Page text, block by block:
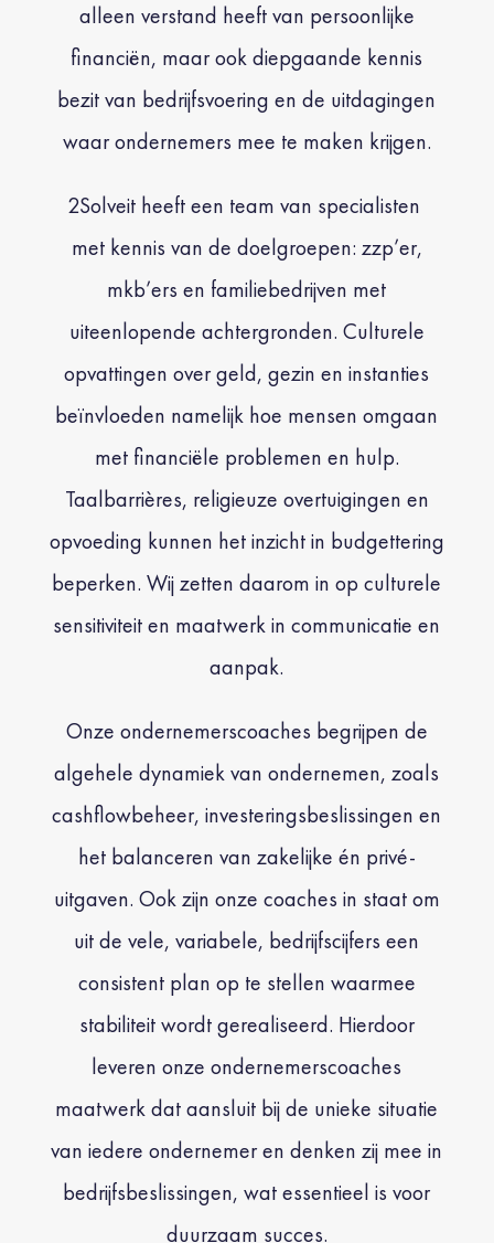
alleen verstand heeft van persoonlijke
financiën, maar ook diepgaande kennis
bezit van bedrijfsvoering en de uitdagingen
waar ondernemers mee te maken krijgen.
2Solveit heeft een team van specialisten
met kennis van de doelgroepen: zzp’er,
mkb’ers en familiebedrijven met
uiteenlopende achtergronden. Culturele
opvattingen over geld, gezin en instanties
beïnvloeden namelijk hoe mensen omgaan
met financiële problemen en hulp.
Taalbarrières, religieuze overtuigingen en
opvoeding kunnen het inzicht in budgettering
beperken. Wij zetten daarom in op culturele
sensitiviteit en maatwerk in communicatie en
aanpak.
Onze ondernemerscoaches begrijpen de
algehele dynamiek van ondernemen, zoals
cashflowbeheer, investeringsbeslissingen en
het balanceren van zakelijke én privé-
uitgaven. Ook zijn onze coaches in staat om
uit de vele, variabele, bedrijfscijfers een
consistent plan op te stellen waarmee
stabiliteit wordt gerealiseerd. Hierdoor
leveren onze ondernemerscoaches
maatwerk dat aansluit bij de unieke situatie
van iedere ondernemer en denken zij mee in
bedrijfsbeslissingen, wat essentieel is voor
duurzaam succes.